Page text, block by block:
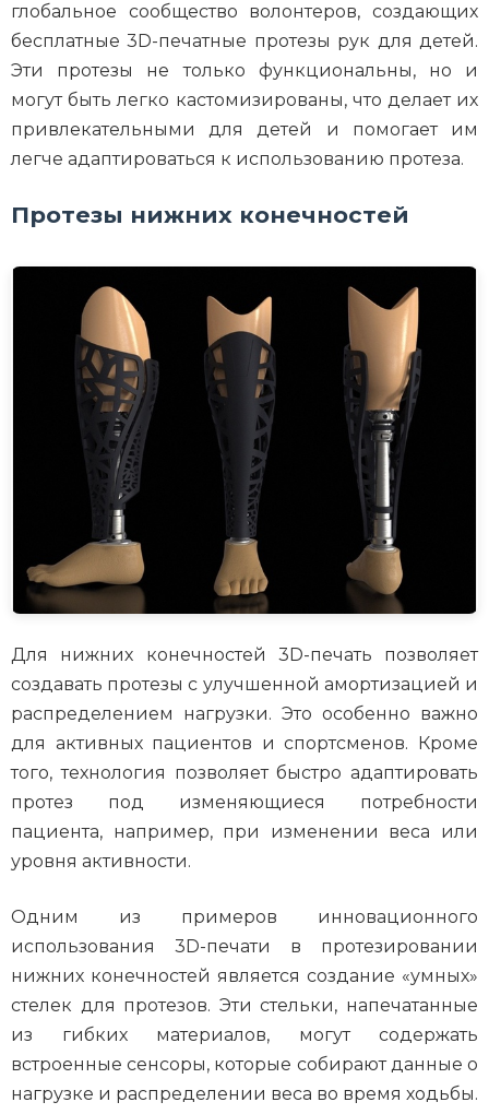
глобальное сообщество волонтеров, создающих
бесплатные 3D-печатные протезы рук для детей.
Эти протезы не только функциональны, но и
могут быть легко кастомизированы, что делает их
привлекательными для детей и помогает им
легче адаптироваться к использованию протеза.
Протезы нижних конечностей
Для нижних конечностей 3D-печать позволяет
создавать протезы с улучшенной амортизацией и
распределением нагрузки. Это особенно важно
для активных пациентов и спортсменов. Кроме
того, технология позволяет быстро адаптировать
протез под изменяющиеся потребности
пациента, например, при изменении веса или
уровня активности.
Одним из примеров инновационного
использования 3D-печати в протезировании
нижних конечностей является создание «умных»
стелек для протезов. Эти стельки, напечатанные
из гибких материалов, могут содержать
встроенные сенсоры, которые собирают данные о
нагрузке и распределении веса во время ходьбы.